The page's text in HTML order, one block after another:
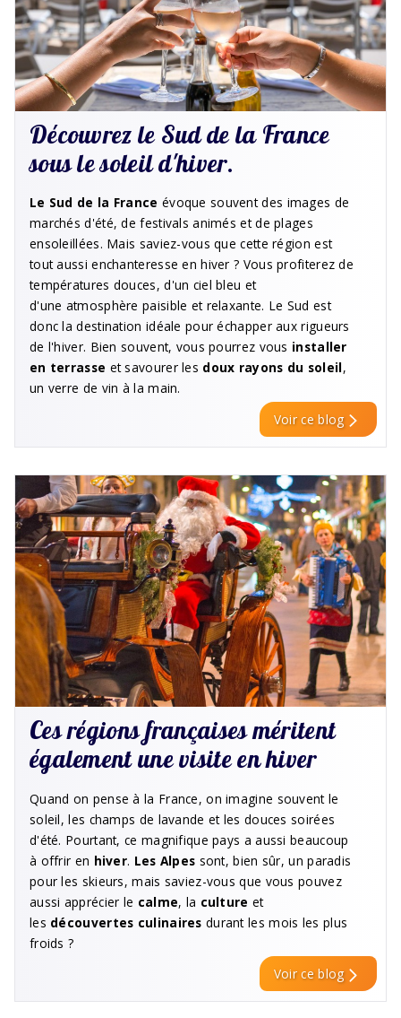
Découvrez le Sud de la France
sous le soleil d'hiver.
Le Sud de la France évoque souvent des images de
marchés d'été, de festivals animés et de plages
ensoleillées. Mais saviez-vous que cette région est
tout aussi enchanteresse en hiver ? Vous profiterez de
températures douces, d'un ciel bleu et
d'une atmosphère paisible et relaxante. Le Sud est
donc la destination idéale pour échapper aux rigueurs
de l'hiver. Bien souvent, vous pourrez vous installer
en terrasse et savourer les doux rayons du soleil,
un verre de vin à la main.
Voir ce blog
Ces régions françaises méritent
également une visite en hiver
Quand on pense à la France, on imagine souvent le
soleil, les champs de lavande et les douces soirées
d'été. Pourtant, ce magnifique pays a aussi beaucoup
à offrir en hiver. Les Alpes sont, bien sûr, un paradis
pour les skieurs, mais saviez-vous que vous pouvez
aussi apprécier le calme, la culture et
les découvertes culinaires durant les mois les plus
froids ?
Voir ce blog